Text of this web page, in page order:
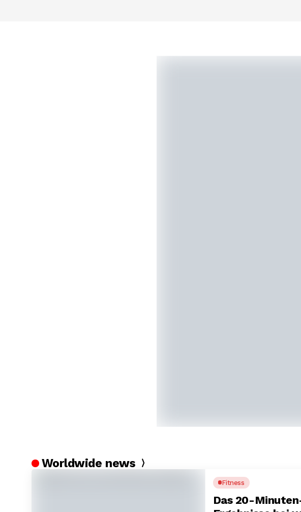
Worldwide news
Fitness
Das 20-